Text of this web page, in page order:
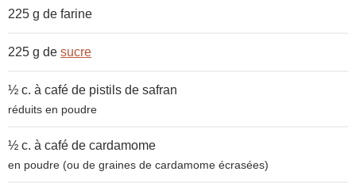
i
t
225 g de farine
225 g de sucre
½ c. à café de pistils de safran
réduits en poudre
½ c. à café de cardamome
en poudre (ou de graines de cardamome écrasées)